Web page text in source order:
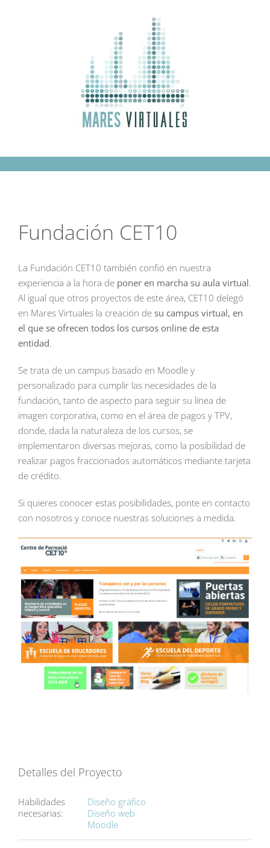
Fundación CET10
La Fundación CET10 también confió en nuestra
experiencia a la hora de poner en marcha su aula virtual.
Al igual que otros proyectos de este área, CET10 delegó
en Mares Virtuales la creación de su campus virtual, en
el que se ofrecen todos los cursos online de esta
entidad.
Se trata de un campus basado en Moodle y
personalizado para cumplir las necesidades de la
fundación, tanto de aspecto para seguir su línea de
imagen corporativa, como en el área de pagos y TPV,
donde, dada la naturaleza de los cursos, se
implementaron diversas mejoras, como la posibilidad de
realizar pagos fraccionados automáticos mediante tarjeta
de crédito.
Si quieres conocer estas posibilidades, ponte en contacto
con nosotros y conoce nuestras soluciones a medida.
Detalles del Proyecto
Habilidades
necesarias:
Diseño gráfico
Diseño web
Moodle